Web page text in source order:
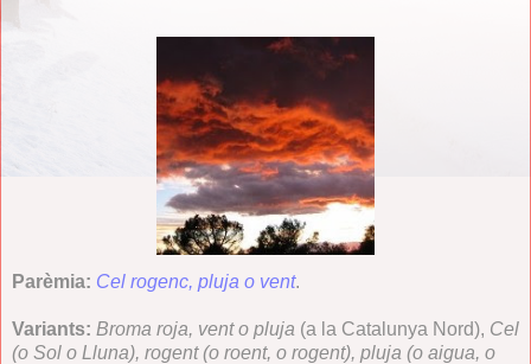
Parèmia: Cel rogenc, pluja o vent.
Variants: Broma roja, vent o pluja (a la Catalunya Nord), Cel
(o Sol o Lluna), rogent (o roent, o rogent), pluja (o aigua, o